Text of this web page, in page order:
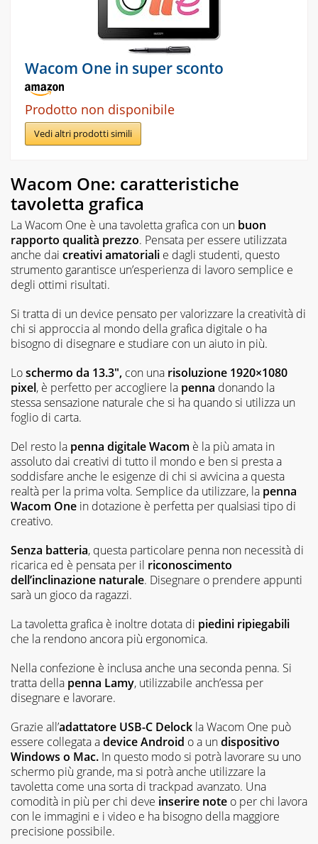
Wacom One in super sconto
Prodotto non disponibile
Vedi altri prodotti simili
Wacom One: caratteristiche
tavoletta grafica
La Wacom One è una tavoletta grafica con un buon
rapporto qualità prezzo. Pensata per essere utilizzata
anche dai creativi amatoriali e dagli studenti, questo
strumento garantisce un’esperienza di lavoro semplice e
degli ottimi risultati.
Si tratta di un device pensato per valorizzare la creatività di
chi si approccia al mondo della grafica digitale o ha
bisogno di disegnare e studiare con un aiuto in più.
Loschermo da 13.3", con una risoluzione 1920×1080
pixel, è perfetto per accogliere la penna donando la
stessa sensazione naturale che si ha quando si utilizza un
foglio di carta.
Del resto la penna digitale Wacom è la più amata in
assoluto dai creativi di tutto il mondo e ben si presta a
soddisfare anche le esigenze di chi si avvicina a questa
realtà per la prima volta. Semplice da utilizzare, la penna
Wacom One in dotazione è perfetta per qualsiasi tipo di
creativo.
Senza batteria, questa particolare penna non necessità di
ricarica ed è pensata per il riconoscimento
dell’inclinazione naturale. Disegnare o prendere appunti
sarà un gioco da ragazzi.
La tavoletta grafica è inoltre dotata di piedini ripiegabili
che la rendono ancora più ergonomica.
Nella confezione è inclusa anche una seconda penna. Si
tratta della penna Lamy, utilizzabile anch’essa per
disegnare e lavorare.
Grazie all’adattatore USB-C Delock la Wacom One può
essere collegata adevice Android o a undispositivo
Windows o Mac. In questo modo si potrà lavorare su uno
schermo più grande, ma si potrà anche utilizzare la
tavoletta come una sorta di trackpad avanzato. Una
comodità in più per chi deve inserire note o per chi lavora
con le immagini e i video e ha bisogno della maggiore
precisione possibile.